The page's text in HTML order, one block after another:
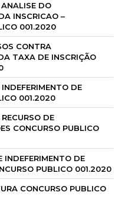
DO
INSCRICAO –
001.2020
CONTRA
TAXA DE INSCRIÇÃO
DE
001.2020
DE
CONCURSO PUBLICO
INDEFERIMENTO DE
PUBLICO 001.2020
CONCURSO PUBLICO